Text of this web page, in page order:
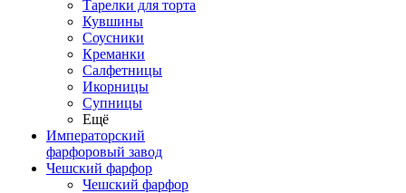
Тарелки для торта
Кувшины
Соусники
Креманки
Салфетницы
Икорницы
Супницы
Ещё
Императорский
фарфоровый завод
Чешский фарфор
Чешский фарфор